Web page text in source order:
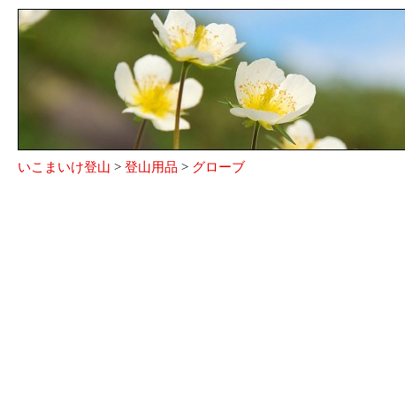
いこまいけ登山 > 登山用品 > グローブ